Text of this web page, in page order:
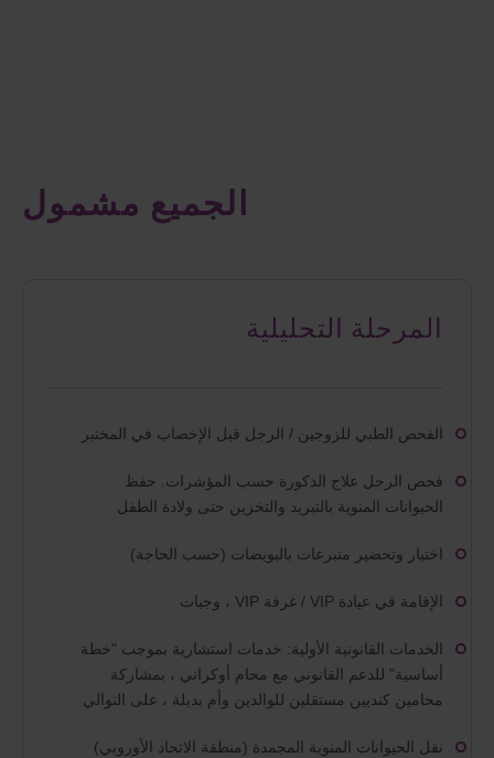
الجميع مشمول
المرحلة التحليلية
الفحص الطبي للزوجين / الرجل قبل الإخصاب في المختبر
فحص الرجل علاج الذكورة حسب المؤشرات. حفظ
الحيوانات المنوية بالتبريد والتخزين حتى ولادة الطفل
اختيار وتحضير متبرعات بالبويضات (حسب الحاجة)
الإقامة في عيادة VIP / غرفة VIP ، وجبات
الخدمات القانونية الأولية: خدمات استشارية بموجب "خطة
أساسية" للدعم القانوني مع محام أوكراني ، بمشاركة
محامين كنديين مستقلين للوالدين وأم بديلة ، على التوالي
نقل الحيوانات المنوية المجمدة (منطقة الاتحاد الأوروبي)